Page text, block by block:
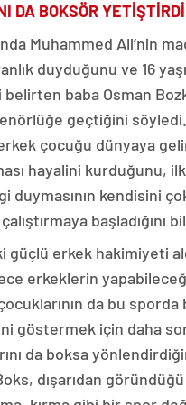
DA BOKSÖR YETİŞTİRDİ
Muhammed Ali’nin
duyduğunu ve 16
baba Osman
geçtiğini
çocuğu dünyaya
hayalini kurduğunu,
duymasının kendisini
çalıştırmaya başladığını
güçlü erkek hakimiyeti
erkeklerin
da bu sporda
göstermek için daha
da boksa
dışarıdan